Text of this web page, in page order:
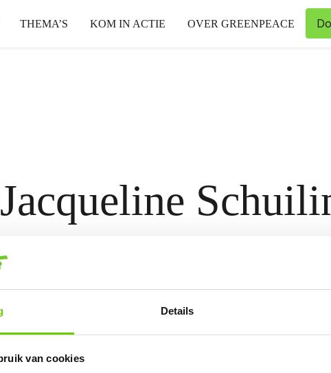
Details
van cookies
THEMA’S KOM IN ACTIE OVER GREENPEACE
Jacqueline